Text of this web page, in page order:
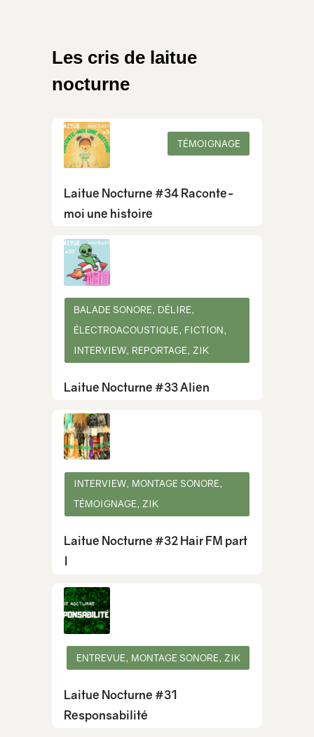
Les cris de laitue
nocturne
TÉMOIGNAGE
Laitue Nocturne #34 Raconte-
moi une histoire
BALADE SONORE, DÉLIRE,
ÉLECTROACOUSTIQUE, FICTION,
INTERVIEW, REPORTAGE, ZIK
Laitue Nocturne #33 Alien
INTERVIEW, MONTAGE SONORE,
TÉMOIGNAGE, ZIK
Laitue Nocturne #32 Hair FM part
I
ENTREVUE, MONTAGE SONORE, ZIK
Laitue Nocturne #31
Responsabilité